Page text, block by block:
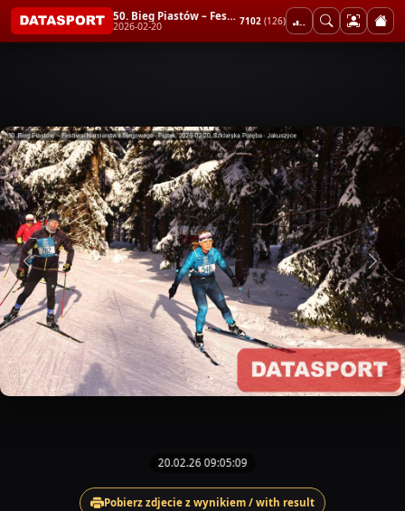
50. Bieg Piastów – Festiwal Narciarstwa Biegowego - Piątek
2026-02-20 7102 (126)
20.02.26 09:05:09
Pobierz zdjecie z wynikiem / with result